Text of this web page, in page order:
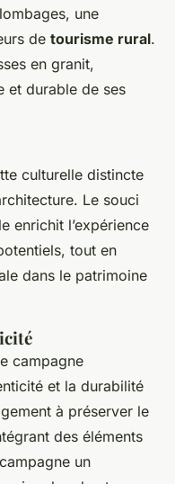
une
de tourisme rural.
en granit,
et durable de ses
culturelle distincte
Le souci
enrichit l’expérience
tout en
dans le patrimoine
campagne
et la durabilité
à préserver le
des éléments
un